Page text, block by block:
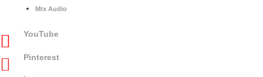
Mtx Audio
YouTube
Pinterest